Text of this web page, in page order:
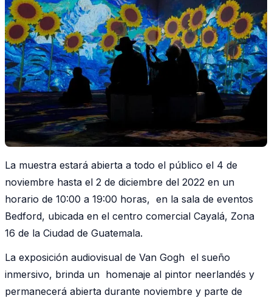
La muestra estará abierta a todo el público el 4 de
noviembre hasta el 2 de diciembre del 2022 en un
horario de 10:00 a 19:00 horas, en la sala de eventos
Bedford, ubicada en el centro comercial Cayalá, Zona
16 de la Ciudad de Guatemala.
La exposición audiovisual de Van Gogh el sueño
inmersivo, brinda un homenaje al pintor neerlandés y
permanecerá abierta durante noviembre y parte de